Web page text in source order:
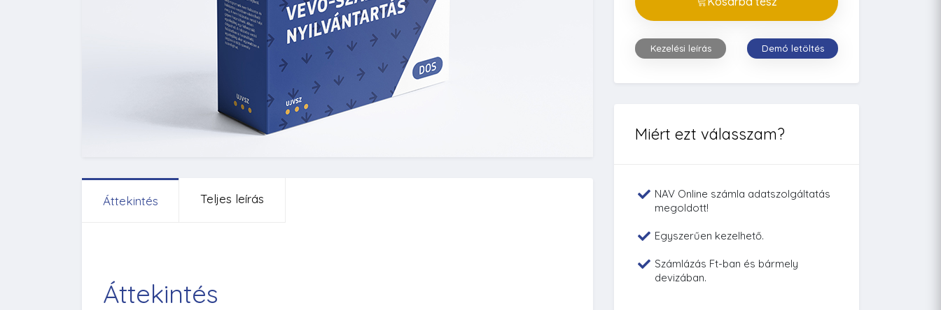
Áttekintés Teljes leírás
Áttekintés
Kezelési leírás Demó letöltés
Miért ezt válasszam?
NAV Online számla adatszolgáltatás
megoldott!
Egyszerűen kezelhető.
Számlázás Ft-ban és bármely
devizában.